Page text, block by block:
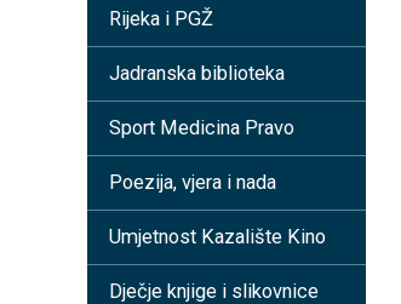
Rijeka i PGŽ
Jadranska biblioteka
Sport Medicina Pravo
Poezija, vjera i nada
Umjetnost Kazalište Kino
Dječje knjige i slikovnice